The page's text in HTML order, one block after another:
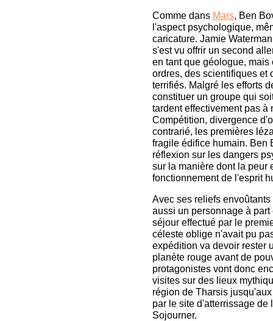
Comme dans Mars, Ben
l'aspect psychologique,
caricature. Jamie
s'est vu offrir un second
en tant que géologue,
ordres, des scientifiques et
terrifiés. Malgré les efforts
constituer un groupe qui
tardent effectivement pas
Compétition, divergence
contrarié, les premières
fragile édifice humain. Ben
réflexion sur les dangers
sur la manière dont la peur
fonctionnement de l'esprit
Avec ses reliefs
aussi un personnage à
séjour effectué par le
céleste oblige n'avait pu
expédition va devoir rester
planète rouge avant de
protagonistes vont donc
visites sur des lieux
région de Tharsis
par le site d'atterrissage de
Sojourner.